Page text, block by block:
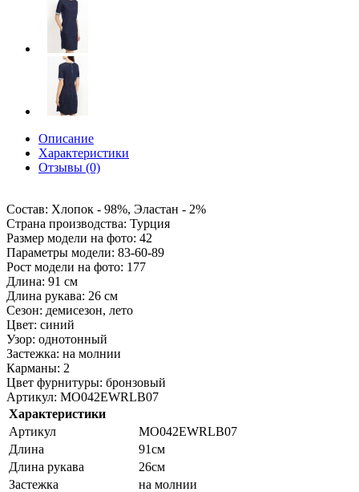
Описание
Характеристики
Отзывы (0)
Состав: Хлопок - 98%, Эластан - 2%
Страна производства: Турция
Размер модели на фото: 42
Параметры модели: 83-60-89
Рост модели на фото: 177
Длина: 91 см
Длина рукава: 26 см
Сезон: демисезон, лето
Цвет: синий
Узор: однотонный
Застежка: на молнии
Карманы: 2
Цвет фурнитуры: бронзовый
Артикул: MO042EWRLB07
Характеристики
Артикул
MO042EWRLB07
Длина
91см
Длина рукава
26см
Застежка
на молнии